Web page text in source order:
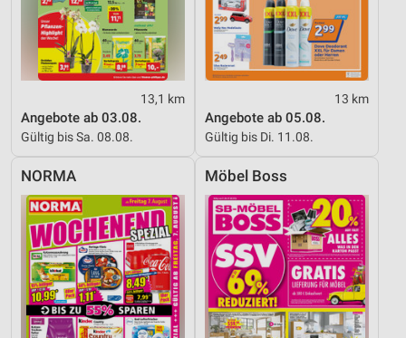
13,1 km
Angebote ab 03.08.
Gültig bis Sa. 08.08.
13 km
Angebote ab 05.08.
Gültig bis Di. 11.08.
NORMA Möbel Boss